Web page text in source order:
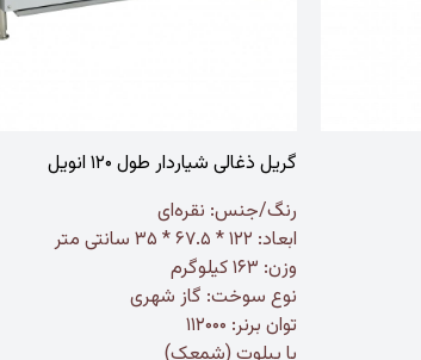
گریل ذغالی شیاردار طول ۱۲۰ انویل
رنگ/جنس: نقره‌ای
ابعاد: ۱۲۲ * ۶۷.۵ * ۳۵ سانتی متر
وزن: ۱۶۳ کیلوگرم
نوع سوخت: گاز شهری
توان برنر: ۱۱۲۰۰۰